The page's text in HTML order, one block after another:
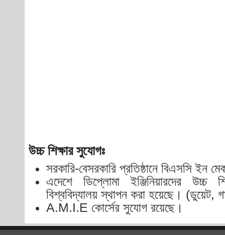
উচ্চ শিক্ষার সুযোগঃ
সরকারি-বেসরকারি প্রতিষ্ঠানে বিএসসি ইন
এদেশে ডিপ্লোমা ইঞ্জিনিয়ারদের
বিশ্ববিদ্যালয় স্থাপন করা হয়েছে। (ডুয়েট,
A.M.I.E কোর্সের সুযোগ রয়েছে।